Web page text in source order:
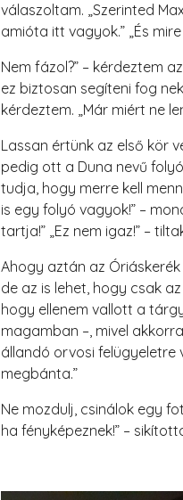
válaszoltam. „Szerinted
amióta itt vagyok.” „És
Nem fázol?” – kérdeztem
ez biztosan segíteni fog
kérdeztem. „Már miért ne
Lassan értünk az első kör
pedig ott a Duna nevű
tudja, hogy merre kell
is egy folyó vagyok!” –
tartja!” „Ez nem igaz!” –
Ahogy aztán az
de az is lehet, hogy csak
hogy ellenem vallott a
magamban –, mivel
állandó orvosi felügyeletre
megbánta.”
Ne mozdulj, csinálok egy
ha fényképeznek!” –